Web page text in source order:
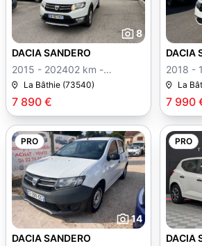
8
7 890 €
DACIA SANDERO
2015 - 202402 km -
Manuelle
La Bâthie (73540)
7 990
La
PRO
14
DACIA SANDERO
PRO